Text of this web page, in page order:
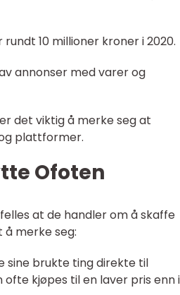
10 millioner kroner i 2020.
annonser med varer og
det viktig å merke seg at
plattformer.
Ofoten
at de handler om å skaffe
merke seg:
sine brukte ting direkte til
kjøpes til en laver pris enn i